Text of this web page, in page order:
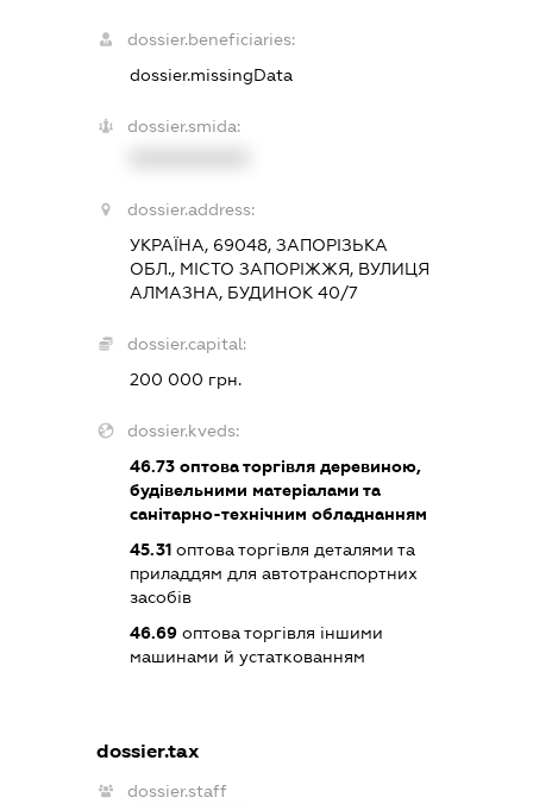
dossier.beneficiaries:
dossier.missingData
dossier.smida:
dossier.address:
УКРАЇНА, 69048, ЗАПОРІЗЬКА
ОБЛ., МІСТО ЗАПОРІЖЖЯ, ВУЛИЦЯ
АЛМАЗНА, БУДИНОК 40/7
dossier.capital:
200 000 грн.
dossier.kveds:
46.73оптова торгівля деревиною,
будівельними матеріалами та
санітарно-технічним обладнанням
45.31оптова торгівля деталями та
приладдям для автотранспортних
засобів
46.69оптова торгівля іншими
машинами й устаткованням
dossier.tax
dossier.staff